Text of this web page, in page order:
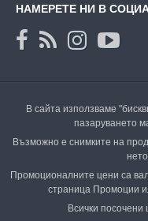
НАМЕРЕТЕ НИ В
В сайта използваме
пазаруването
Възможно е снимките на
Промоционалните цени са
страница Промоции
Всички посочени